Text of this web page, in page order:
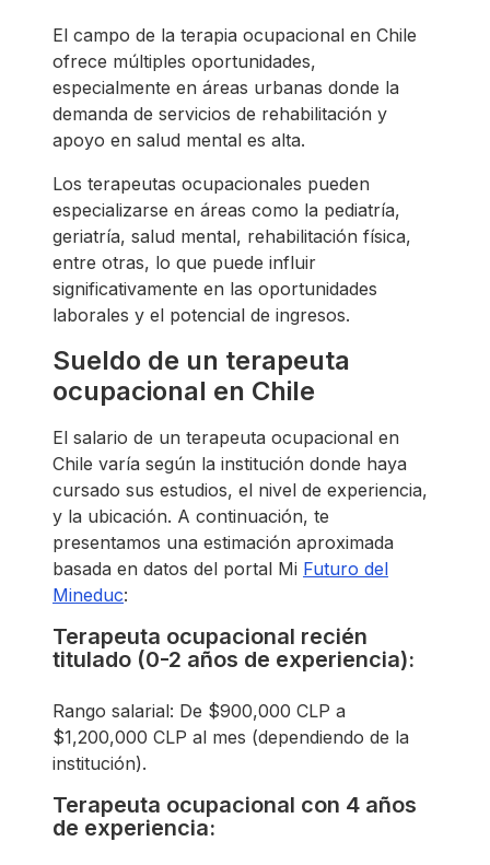
El campo de la terapia ocupacional en Chile
ofrece múltiples oportunidades,
especialmente en áreas urbanas donde la
demanda de servicios de rehabilitación y
apoyo en salud mental es alta.
Los terapeutas ocupacionales pueden
especializarse en áreas como la pediatría,
geriatría, salud mental, rehabilitación física,
entre otras, lo que puede influir
significativamente en las oportunidades
laborales y el potencial de ingresos.
Sueldo de un terapeuta
ocupacional en Chile
El salario de un terapeuta ocupacional en
Chile varía según la institución donde haya
cursado sus estudios, el nivel de experiencia,
y la ubicación. A continuación, te
presentamos una estimación aproximada
basada en datos del portal Mi Futuro del
Mineduc:
Terapeuta ocupacional recién
titulado (0-2 años de experiencia):
Rango salarial: De $900,000 CLP a
$1,200,000 CLP al mes (dependiendo de la
institución).
Terapeuta ocupacional con 4 años
de experiencia: